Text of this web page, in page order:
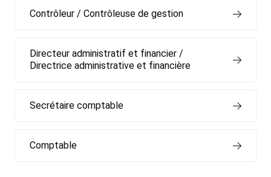
Contrôleur / Contrôleuse de gestion
Directeur administratif et financier /
Directrice administrative et financière
Secrétaire comptable
Comptable